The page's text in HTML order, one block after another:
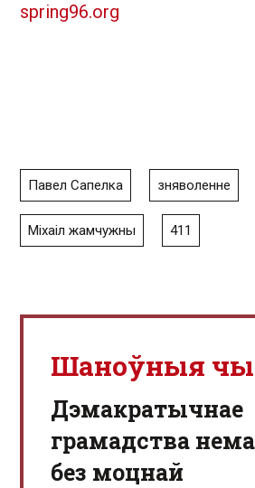
spring96.org
Павел Сапелка зняволенне
Міхаіл жамчужны 411
Шаноўныя
Дэмакратычнае
грамадства
без моцнай